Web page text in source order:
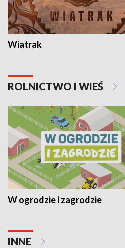
Wiatrak
ROLNICTWO I WIEŚ
W ogrodzie i zagrodzie
INNE